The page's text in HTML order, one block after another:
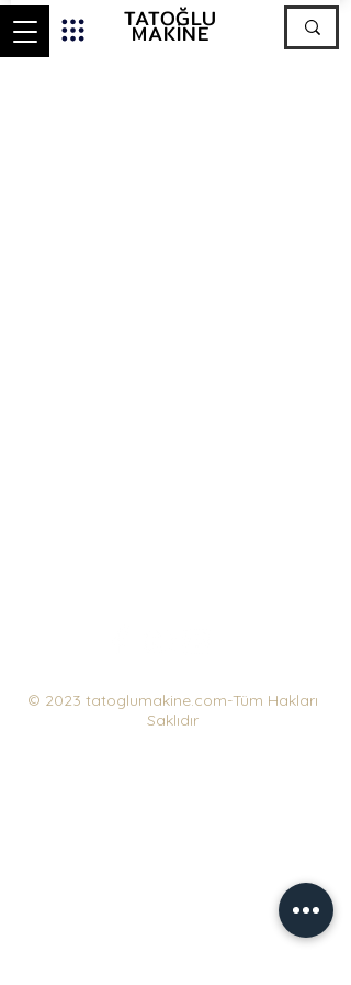
TATOĞLU
MAKİNE
© 2023 tatoglumakine.com-Tüm Hakları
Saklıdır